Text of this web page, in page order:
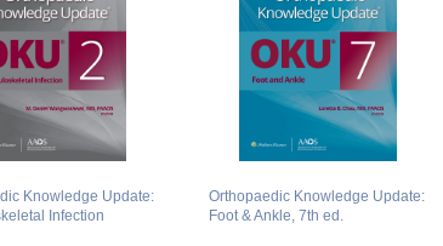
Knowledge Update:
Infection
Orthopaedic Knowledge Update:
Foot & Ankle, 7th ed.